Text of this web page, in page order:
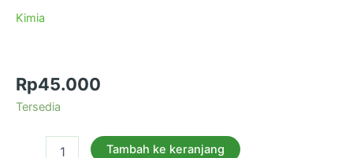
Kimia
Rp45.000
Tersedia
Tambah ke keranjang